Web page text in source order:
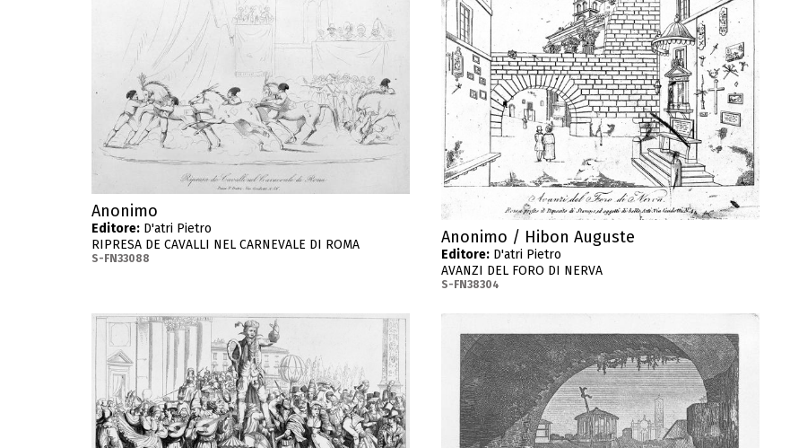
Anonimo
Editore: D'atri Pietro
RIPRESA DE CAVALLI NEL CARNEVALE DI ROMA
S-FN33088
Anonimo / Hibon Auguste
Editore: D'atri Pietro
AVANZI DEL FORO DI NERVA
S-FN38304